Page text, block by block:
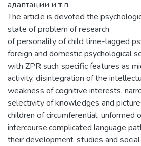
адаптации и т.п.
The article is devoted the
state of problem of research
of personality of child time-lagged
foreign and domestic psychological
with ZPR such specific features as
activity, disintegration of the
weakness of cognitive interests,
selectivity of knowledges and
children of circumferential, unformed
intercourse,complicated language
their development, studies and